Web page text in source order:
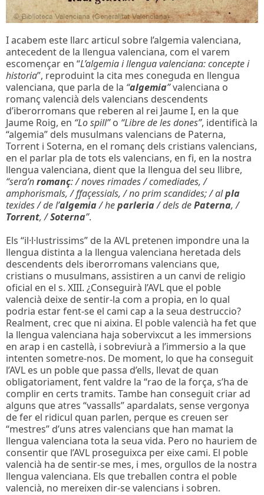
I acabem este llarc articul sobre l’algemia valenciana,
antecedent de la llengua valenciana, com el varem
escomençar en “L’algemia i llengua valenciana: concepte i
historia”, reproduint la cita mes coneguda en llengua
valenciana, que parla de la “algemia”valenciana o
romanç valencià dels valencians descendents
d’iberorromans que reberen al rei Jaume I, en la que
Jaume Roig, en “Lo spill”o “Libre de les dones”, identificà la
“algemia” dels musulmans valencians de Paterna,
Torrent i Soterna, en el romanç dels cristians valencians,
en el parlar pla de tots els valencians, en fi, en la nostra
llengua valenciana, dient que la llengua del seu llibre,
“sera’nromanç: / noves rimades / comediades, /
amphorismals, / ffaçessials, / no prim scandides; / alpla
texides / de l’algemia/ heparleria/ dels dePaterna, /
Torrent, /Soterna”.
Els “il·l·lustrissims” de la AVL pretenen impondre una la
llengua distinta a la llengua valenciana heretada dels
descendents dels iberorromans valencians que,
cristians o musulmans, assistiren a un canvi de religio
oficial en el s. XIII. ¿Conseguirà l’AVL que el poble
valencià deixe de sentir-la com a propia, en lo qual
podria estar fent-se el cami cap a la seua destruccio?
Realment, crec que ni aixina. El poble valencià ha fet que
la llengua valenciana haja sobervixcut a les immersions
en arap i en castellà, i sobreviurà a l’immersio a la que
intenten sometre-nos. De moment, lo que ha conseguit
l’AVL es un poble que passa d’ells, llevat de quan
obligatoriament, fent valdre la “rao de la força, s’ha de
complir en certs tramits. Tambe han conseguit criar ad
alguns que atres “vassalls” apardalats, sense vergonya
de fer el ridicul quan parlen, perque es creuen ser
“mestres” d’uns atres valencians que han mamat la
llengua valenciana tota la seua vida. Pero no hauriem de
consentir que l’AVL proseguixca per eixe cami. El poble
valencià ha de sentir-se mes, i mes, orgullos de la nostra
llengua valenciana. Els que treballen contra el poble
valencià, no mereixen dir-se valencians i sobren.